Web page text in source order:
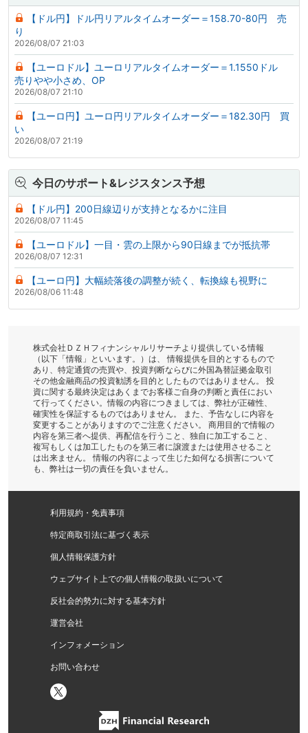
【ドル円】ドル円リアルタイムオーダー＝158.70-80円 売
り
2026/08/07 21:03
【ユーロドル】ユーロリアルタイムオーダー＝1.1550ドル
売りやや小さめ、OP
2026/08/07 21:10
【ユーロ円】ユーロ円リアルタイムオーダー＝182.30円 買
い
2026/08/07 21:19
今日のサポート&レジスタンス予想
【ドル円】200日線辺りが支持となるかに注目
2026/08/07 11:45
【ユーロドル】一目・雲の上限から90日線までが抵抗帯
2026/08/07 12:31
【ユーロ円】大幅続落後の調整が続く、転換線も視野に
2026/08/06 11:48
株式会社ＤＺＨフィナンシャルリサーチより提供している情報
（以下「情報」といいます。）は、 情報提供を目的とするもので
あり、特定通貨の売買や、投資判断ならびに外国為替証拠金取引
その他金融商品の投資勧誘を目的としたものではありません。 投
資に関する最終決定はあくまでお客様ご自身の判断と責任におい
て行ってください。情報の内容につきましては、弊社が正確性、
確実性を保証するものではありません。 また、予告なしに内容を
変更することがありますのでご注意ください。 商用目的で情報の
内容を第三者へ提供、再配信を行うこと、独自に加工すること、
複写もしくは加工したものを第三者に譲渡または使用させること
は出来ません。 情報の内容によって生じた如何なる損害について
も、弊社は一切の責任を負いません。
利用規約・免責事項
特定商取引法に基づく表示
個人情報保護方針
ウェブサイト上での個人情報の取扱いについて
反社会的勢力に対する基本方針
運営会社
インフォメーション
お問い合わせ